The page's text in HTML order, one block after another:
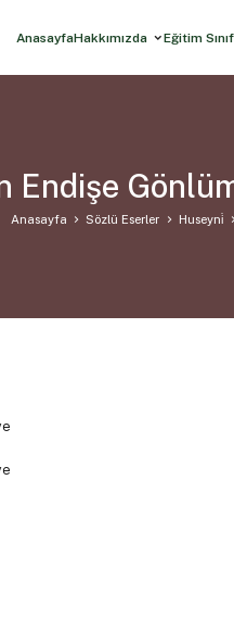
AnasayfaHakkımızda Eğitim
Endişe
Anasayfa Sözlü Eserler Huseyni̇